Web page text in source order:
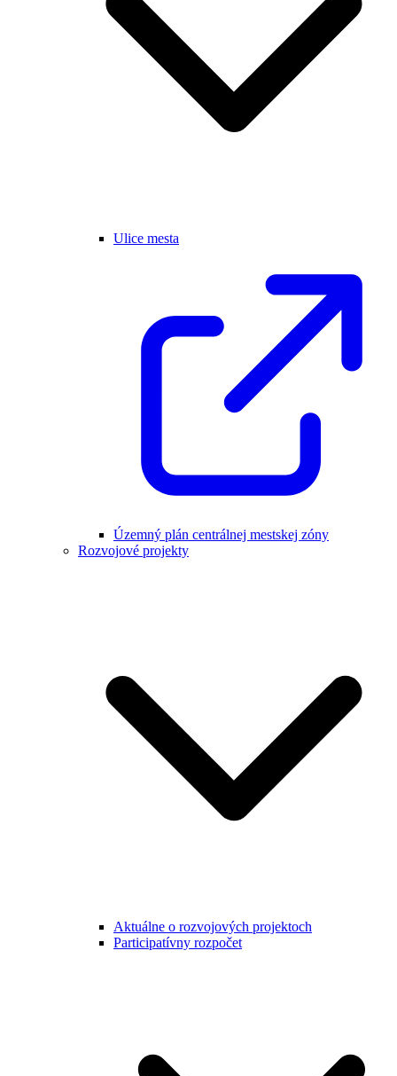
Ulice mesta
Územný plán centrálnej mestskej zóny
Rozvojové projekty
Aktuálne o rozvojových projektoch
Participatívny rozpočet